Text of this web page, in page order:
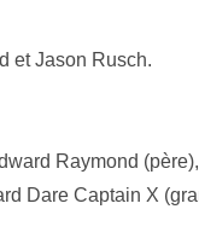
et Jason Rusch.
Raymond
Dare Captain X